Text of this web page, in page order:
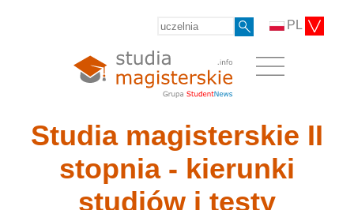
PL
Studia magisterskie II
stopnia - kierunki
studiów i testy